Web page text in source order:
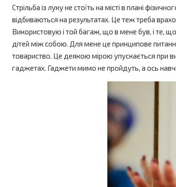
Стрільба із луку не стоїть на місті в плані
відбиваються на результатах. Це теж треба
Використовую і той багаж, що в мене був, і те,
дітей між собою. Для мене це принципове
товариство. Це деякою мірою упускається при
гаджетах. Гаджети мимо не пройдуть, а ось